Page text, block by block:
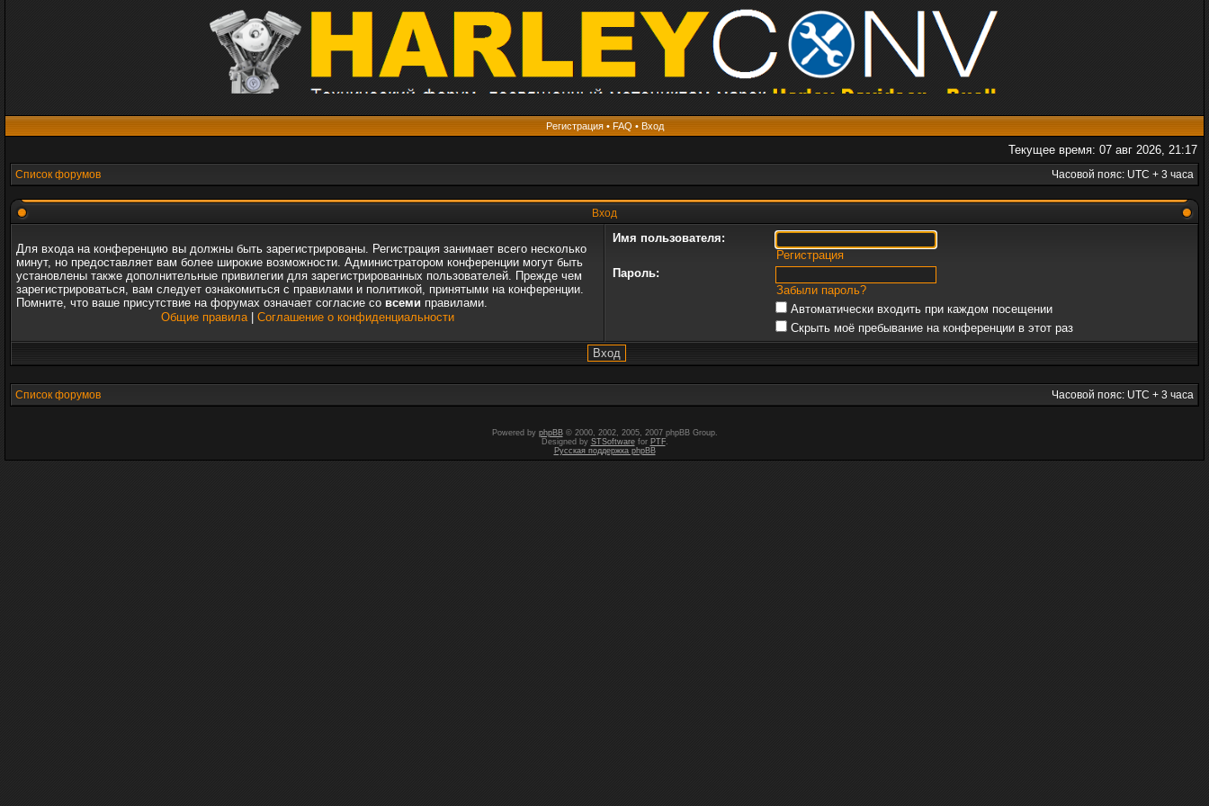
Регистрация• FAQ • Вход
Текущее время: 07 авг 2026, 21:17
Список форумов Часовой пояс: UTC + 3 часа
Вход
Для входа на конференцию вы должны быть зарегистрированы. Регистрация занимает всего несколько
минут, но предоставляет вам более широкие возможности. Администратором конференции могут быть
установлены также дополнительные привилегии для зарегистрированных пользователей. Прежде чем
зарегистрироваться, вам следует ознакомиться с правилами и политикой, принятыми на конференции.
Помните, что ваше присутствие на форумах означает согласие со всеми правилами.
Общие правила| Соглашение о конфиденциальности
Имя пользователя:
Регистрация
Пароль:
Забыли пароль?
Автоматически входить при каждом посещении
Скрыть моё пребывание на конференции в этот раз
Список форумов Часовой пояс: UTC + 3 часа
Powered by phpBB© 2000, 2002, 2005, 2007 phpBB Group.
Designed by STSoftwarefor PTF.
Русская поддержка phpBB